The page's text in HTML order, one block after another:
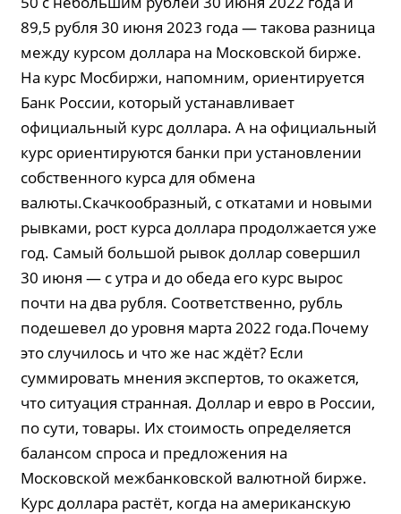
89,5 рубля 30 июня 2023 года — такова разница
между курсом доллара на Московской бирже.
На курс Мосбиржи, напомним, ориентируется
Банк России, который устанавливает
официальный курс доллара. А на официальный
курс ориентируются банки при установлении
собственного курса для обмена
валюты.Скачкообразный, с откатами и новыми
рывками, рост курса доллара продолжается уже
год. Самый большой рывок доллар совершил
30 июня — с утра и до обеда его курс вырос
почти на два рубля. Соответственно, рубль
подешевел до уровня марта 2022 года.Почему
это случилось и что же нас ждёт? Если
суммировать мнения экспертов, то окажется,
что ситуация странная. Доллар и евро в России,
по сути, товары. Их стоимость определяется
балансом спроса и предложения на
Московской межбанковской валютной бирже.
Курс доллара растёт, когда на американскую